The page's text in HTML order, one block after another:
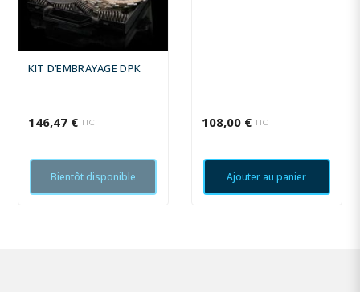
KIT D’EMBRAYAGE DPK
146,47 € TTC
Bientôt disponible
108,00 € TTC
Ajouter au panier